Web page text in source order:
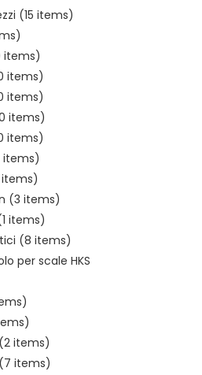
(15 items)
items)
items)
items)
items)
items)
items)
(3 items)
items)
(8 items)
per scale HKS
(2 items)
(7 items)